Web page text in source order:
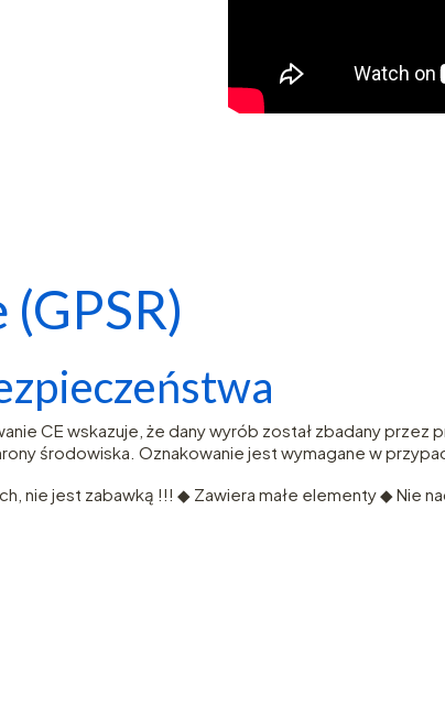
CE wskazuje, że dany wyrób został zbadany przez
środowiska. Oznakowanie jest wymagane w
nie jest zabawką !!! ◆ Zawiera małe elementy ◆ Nie